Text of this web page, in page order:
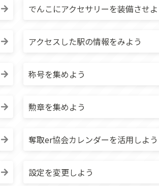
でんこにアクセサリーを装備させよ
アクセスした駅の情報をみよう
称号を集めよう
勲章を集めよう
奪取er協会カレンダーを活用しよう
設定を変更しよう